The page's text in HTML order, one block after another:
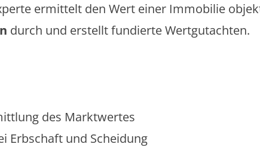
ermittelt den Wert einer Immobilie
durch und erstellt fundierte Wertgutachten.
des Marktwertes
Erbschaft und Scheidung